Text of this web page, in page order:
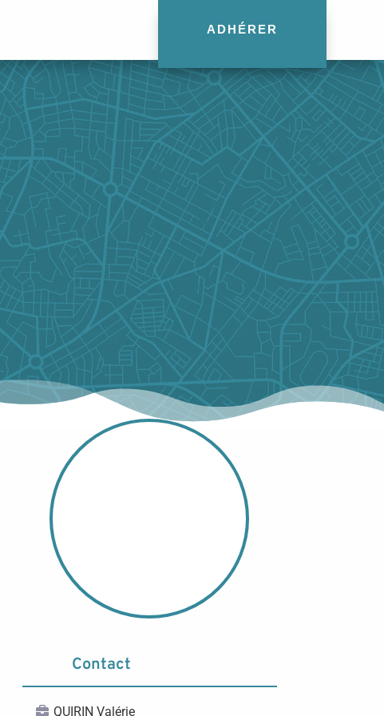
ADHÉRER
Contact
QUIRIN Valérie